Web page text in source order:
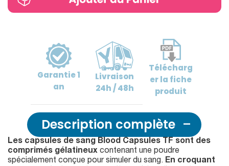
Garantie1
an
Livraison
24h / 48h
Télécharg
erla fiche
produit
Description complète
Les capsules de sang Blood Capsules TF sont des
comprimés gélatineux contenant une poudre
spécialement conçue pour simuler du sang. En croquant